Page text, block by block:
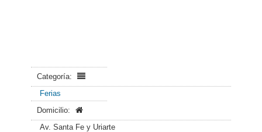
Categoría:
Ferias
Domicilio:
Av. Santa Fe y Uriarte